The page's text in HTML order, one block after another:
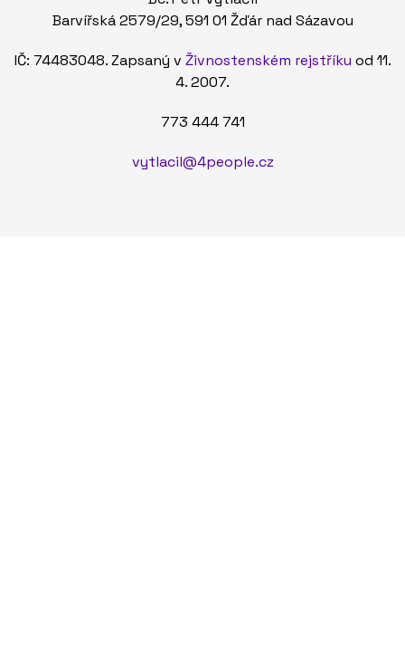
Barvířská 2579/29, 591 01 Žďár nad Sázavou
IČ: 74483048. Zapsaný v Živnostenském rejstříku od 11.
4. 2007.
773 444 741
vytlacil@4people.cz